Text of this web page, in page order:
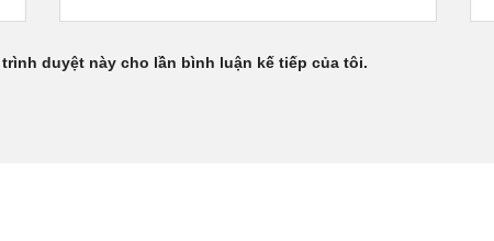
duyệt này cho lần bình luận kế tiếp của tôi.